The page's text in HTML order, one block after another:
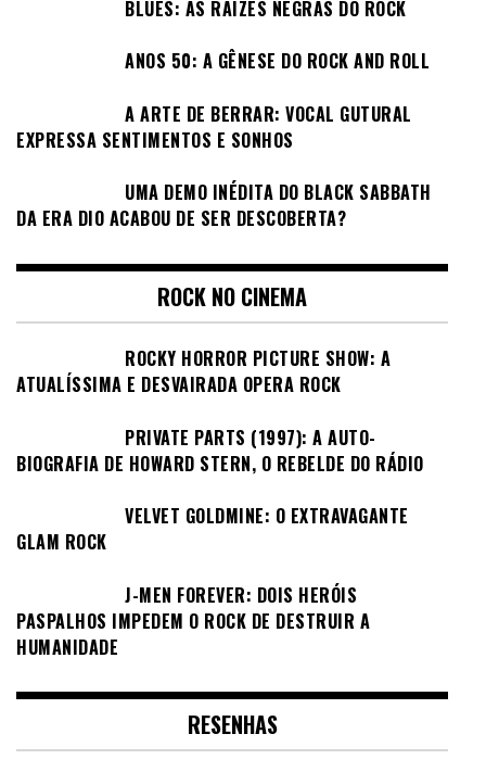
BLUES: AS RAÍZES NEGRAS DO ROCK
ANOS 50: A GÊNESE DO ROCK AND ROLL
A ARTE DE BERRAR: VOCAL GUTURAL
EXPRESSA SENTIMENTOS E SONHOS
UMA DEMO INÉDITA DO BLACK SABBATH
DA ERA DIO ACABOU DE SER DESCOBERTA?
ROCK NO CINEMA
ROCKY HORROR PICTURE SHOW: A
ATUALÍSSIMA E DESVAIRADA OPERA ROCK
PRIVATE PARTS (1997): A AUTO-
BIOGRAFIA DE HOWARD STERN, O REBELDE DO RÁDIO
VELVET GOLDMINE: O EXTRAVAGANTE
GLAM ROCK
J-MEN FOREVER: DOIS HERÓIS
PASPALHOS IMPEDEM O ROCK DE DESTRUIR A
HUMANIDADE
RESENHAS